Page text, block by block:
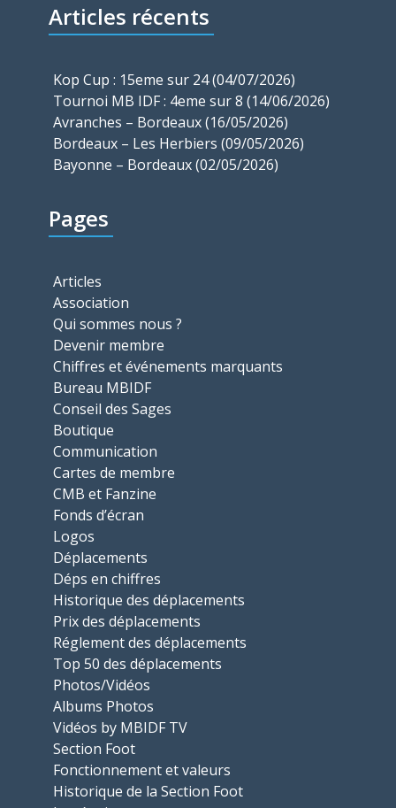
Articles récents
Kop Cup : 15eme sur 24 (04/07/2026)
Tournoi MB IDF : 4eme sur 8 (14/06/2026)
Avranches – Bordeaux (16/05/2026)
Bordeaux – Les Herbiers (09/05/2026)
Bayonne – Bordeaux (02/05/2026)
Pages
Articles
Association
Qui sommes nous ?
Devenir membre
Chiffres et événements marquants
Bureau MBIDF
Conseil des Sages
Boutique
Communication
Cartes de membre
CMB et Fanzine
Fonds d’écran
Logos
Déplacements
Déps en chiffres
Historique des déplacements
Prix des déplacements
Réglement des déplacements
Top 50 des déplacements
Photos/Vidéos
Albums Photos
Vidéos by MBIDF TV
Section Foot
Fonctionnement et valeurs
Historique de la Section Foot